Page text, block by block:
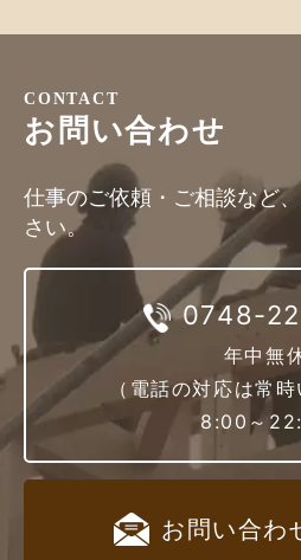
CONTACT
お問い合わせ
仕事のご依頼・ご相談など
さい。
0748-
年中無
（電話の対応は常時
8:00～
お問い合わ